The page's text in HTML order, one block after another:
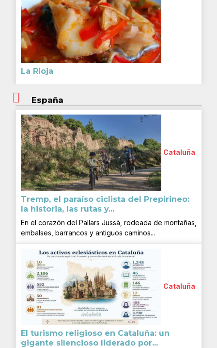
La Rioja
España
Cataluña
Tremp, el paraíso ciclista del Prepirineo:
la historia, las rutas y...
En el corazón del Pallars Jussà, rodeada de montañas,
embalses, barrancos y antiguos caminos...
Cataluña
El turismo religioso en Cataluña: un
gigante silencioso liderado por...